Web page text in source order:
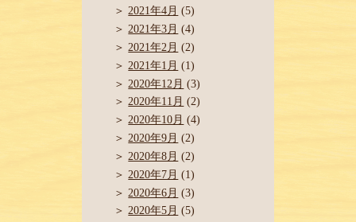
2021年4月 (5)
2021年3月 (4)
2021年2月 (2)
2021年1月 (1)
2020年12月 (3)
2020年11月 (2)
2020年10月 (4)
2020年9月 (2)
2020年8月 (2)
2020年7月 (1)
2020年6月 (3)
2020年5月 (5)